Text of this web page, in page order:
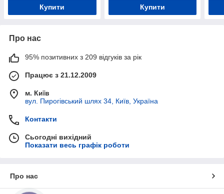
Купити Купити
Про нас
95% позитивних з 209 відгуків за рік
Працює з 21.12.2009
м. Київ
вул. Пирогівський шлях 34, Київ, Україна
Контакти
Сьогодні вихідний
Показати весь графік роботи
Про нас